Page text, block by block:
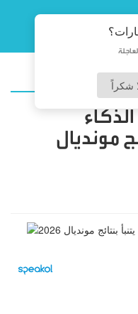
شكراً
مونديال